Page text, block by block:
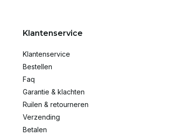
Klantenservice
Klantenservice
Bestellen
Faq
Garantie & klachten
Ruilen & retourneren
Verzending
Betalen